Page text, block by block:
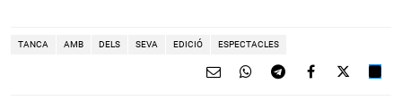
TANCA AMB DELS SEVA EDICIÓ ESPECTACLES